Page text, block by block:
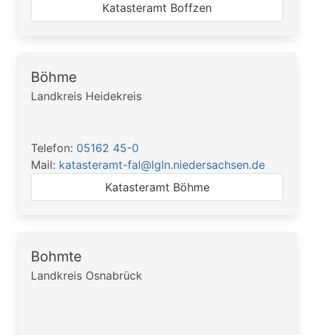
Katasteramt Boffzen
Böhme
Landkreis Heidekreis
Telefon: 05162 45-0
Mail: katasteramt-fal@lgln.niedersachsen.de
Katasteramt Böhme
Bohmte
Landkreis Osnabrück